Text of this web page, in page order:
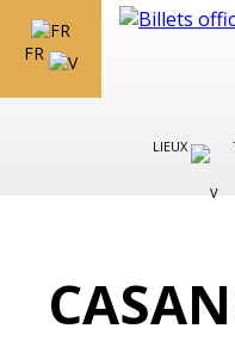
FR
LIEUX